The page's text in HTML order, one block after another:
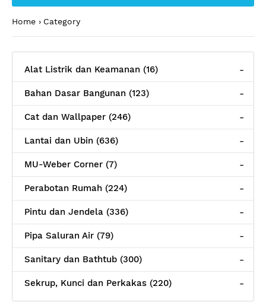
Home Category
Alat Listrik dan Keamanan (16) -
Bahan Dasar Bangunan (123) -
Cat dan Wallpaper (246) -
Lantai dan Ubin (636) -
MU-Weber Corner (7) -
Perabotan Rumah (224) -
Pintu dan Jendela (336) -
Pipa Saluran Air (79) -
Sanitary dan Bathtub (300) -
Sekrup, Kunci dan Perkakas (220) -